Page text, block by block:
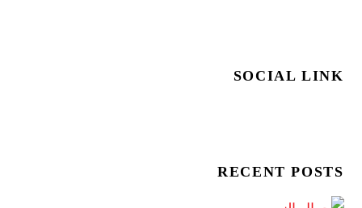
SOCIAL LINK
RECENT POSTS